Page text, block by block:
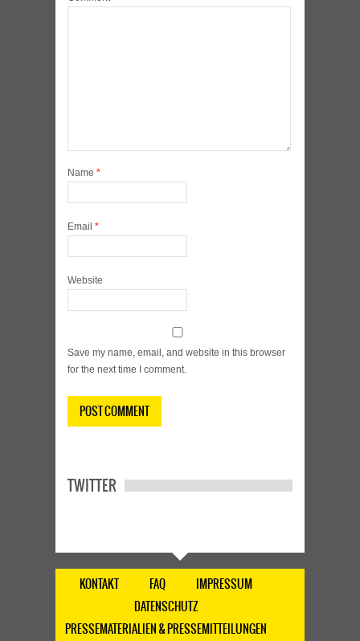
Name *
Email *
Website
Save my name, email, and website in this browser
for the next time I comment.
TWITTER
KONTAKT FAQ
IMPRESSUM
DATENSCHUTZ
PRESSEMATERIALIEN & PRESSEMITTEILUNGEN